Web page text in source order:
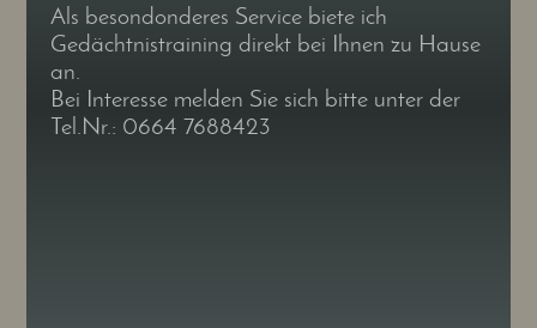
Als besondonderes Service biete ich
Gedächtnistraining direkt bei Ihnen zu Hause
an.
Bei Interesse melden Sie sich bitte unter der
Tel.Nr.: 0664 7688423